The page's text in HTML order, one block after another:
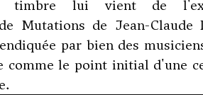
timbre lui vient de
Mutations de Jean-Claude
par bien des
comme le point initial d'une